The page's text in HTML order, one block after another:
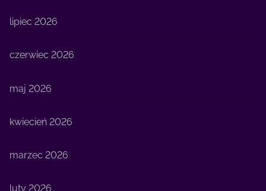
lipiec 2026
czerwiec 2026
maj 2026
kwiecień 2026
marzec 2026
luty 2026